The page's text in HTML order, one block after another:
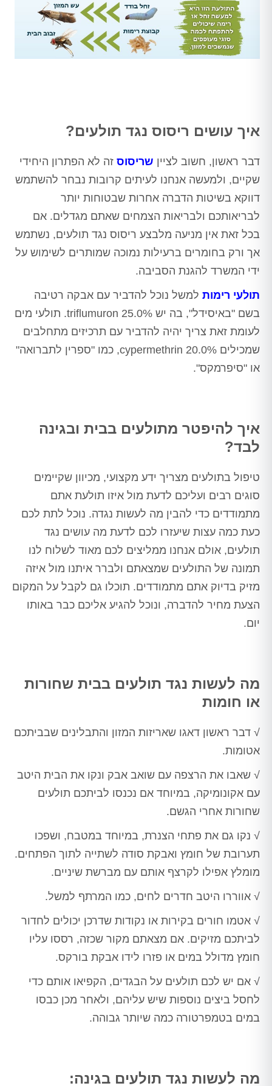
איך עושים ריסוס נגד תולעים?
דבר ראשון, חשוב לציין שריסוס זה לא הפתרון היחידי
שקיים, ולמעשה אנחנו לעיתים קרובות נבחר להשתמש
דווקא בשיטות הדברה אחרות שבטוחות יותר
לבריאותכם ולבריאות הצמחים שאתם מגדלים. אם
בכל זאת אין מניעה מלבצע ריסוס נגד תולעים, נשתמש
אך ורק בחומרים ברעילות נמוכה שמותרים לשימוש על
ידי המשרד להגנת הסביבה.
תולעי רימות למשל נוכל להדביר עם אבקה רטיבה
בשם "באיסידל", בה יש triflumuron 25.0%. תולעי מים
לעומת זאת צריך יהיה להדביר עם תרכיזים מתחלבים
שמכילים cypermethrin 20.0%, כמו "ספרין לתברואה"
או "סיפרמקס".
איך להיפטר מתולעים בבית ובגינה
לבד?
טיפול בתולעים מצריך ידע מקצועי, מכיוון שקיימים
סוגים רבים ועליכם לדעת מול איזו תולעת אתם
מתמודדים כדי להבין מה לעשות נגדה. נוכל לתת לכם
כעת כמה עצות שיעזרו לכם לדעת מה עושים נגד
תולעים, אולם אנחנו ממליצים לכם מאוד לשלוח לנו
תמונה של התולעים שמצאתם ולברר איתנו מול איזה
מזיק בדיוק אתם מתמודדים. תוכלו גם לקבל על המקום
הצעת מחיר להדברה, ונוכל להגיע אליכם כבר באותו
יום.
מה לעשות נגד תולעים בבית שחורות
או חומות
√ דבר ראשון דאגו שאריזות המזון והתבלינים שבביתכם
אטומות.
√ שאבו את הרצפה עם שואב אבק ונקו את הבית היטב
עם אקונומיקה, במיוחד אם נכנסו לביתכם תולעים
שחורות אחרי הגשם.
√ נקו גם את פתחי הצנרת, במיוחד במטבח, ושפכו
תערובת של חומץ ואבקת סודה לשתייה לתוך הפתחים.
מומלץ אפילו לקרצף אותם עם מברשת שיניים.
√ אווררו היטב חדרים לחים, כמו המרתף למשל.
√ אטמו חורים בקירות או נקודות שדרכן יכולים לחדור
לביתכם מזיקים. אם מצאתם מקור שכזה, רססו עליו
חומץ מדולל במים או פזרו לידו אבקת בורקס.
√ אם יש לכם תולעים על הבגדים, הקפיאו אותם כדי
לחסל ביצים נוספות שיש עליהם, ולאחר מכן כבסו
במים בטמפרטורה כמה שיותר גבוהה.
מה לעשות נגד תולעים בגינה: